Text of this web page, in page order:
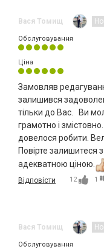
Вася Томищ
Обслуговування
Ціна
Замовляв
залишився
тільки до Вас. Ви
грамотно і
довелося робити.
Повірте залишитеся
адекватною ціною.
Відповісти 12 1
Вася Томищ
Обслуговування